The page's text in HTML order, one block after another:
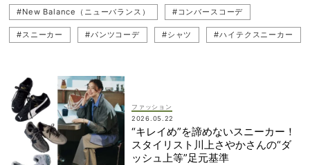
#New Balance（ニューバランス） #コンバースコーデ
#スニーカー #パンツコーデ #シャツ #ハイテクスニーカー
#VANS（バンズ） #キレイめカジュアル
#CONVERSE（コンバース） #白スニーカー
#スニーカーコーデ #白スニーカーコーデ #ダッドスニーカー
#ハイテクスニーカーコーデ #通勤 #セットアップコーデ
ファッション
2026.05.22
“キレイめ”を諦めないスニーカー！
スタイリスト川上さやかさんの“ダ
ッシュ上等”足元基準